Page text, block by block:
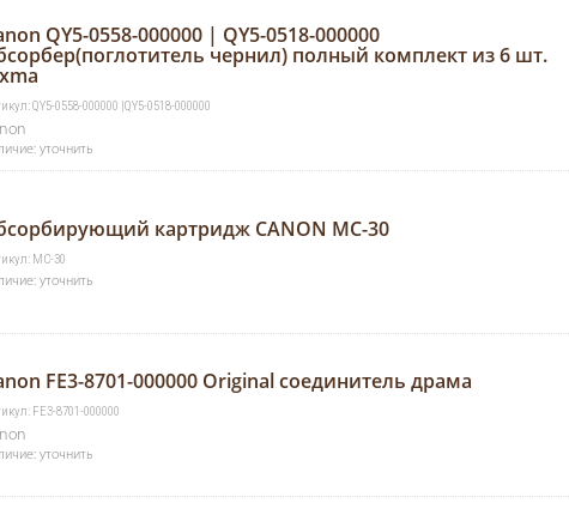
QY5-0558-000000 | QY5-0518-000000
чернил) полный комплект из 6 шт.
QY5-0558-000000 |QY5-0518-000000
уточнить
картридж CANON MC-30
MC-30
уточнить
FE3-8701-000000 Original соединитель драма
FE3-8701-000000
уточнить